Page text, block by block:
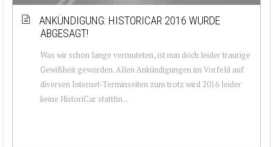
ANKÜNDIGUNG: HISTORICAR 2016 WURDE
ABGESAGT!
Was wir schon lange vermuteten, ist nun doch leider traurige
Gewißheit geworden. Allen Ankündigungen im Vorfeld auf
diversen Internet-Terminseiten zum trotz wird 2016 leider
keine HistoriCar stattfin...